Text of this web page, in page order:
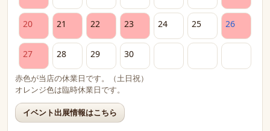
20 21 22 23 24 25 26
27 28 29 30
赤色が当店の休業日です。（土日祝）
オレンジ色は臨時休業日です。
イベント出展情報はこちら